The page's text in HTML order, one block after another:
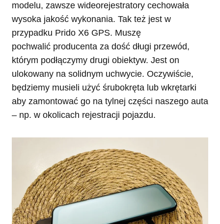
modelu, zawsze wideorejestratory cechowała
wysoka jakość wykonania. Tak też jest w
przypadku Prido X6 GPS. Muszę
pochwalić producenta za dość długi przewód,
którym podłączymy drugi obiektyw. Jest on
ulokowany na solidnym uchwycie. Oczywiście,
będziemy musieli użyć śrubokręta lub wkrętarki
aby zamontować go na tylnej części naszego auta
– np. w okolicach rejestracji pojazdu.